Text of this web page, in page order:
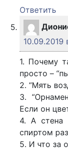
Ответить
10.09.2019
1. Почему
просто –
2. “Мять
3.
Если он
4. А стена
спиртом
5. И что за